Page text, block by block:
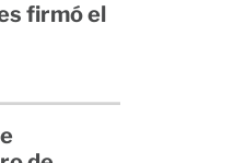
firmó el